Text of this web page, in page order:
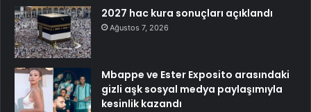
2027 hac kura sonuçları açıklandı
Ağustos 7, 2026
Mbappe ve Ester Exposito arasındaki
gizli aşk sosyal medya paylaşımıyla
kesinlik kazandı